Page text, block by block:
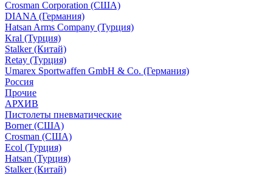
Crosman Corporation (США)
DIANA (Германия)
Hatsan Arms Company (Турция)
Kral (Турция)
Stalker (Китай)
Retay (Турция)
Umarex Sportwaffen GmbH & Co. (Германия)
Россия
Прочие
АРХИВ
Пистолеты пневматические
Borner (США)
Crosman (США)
Ecol (Турция)
Hatsan (Турция)
Stalker (Китай)